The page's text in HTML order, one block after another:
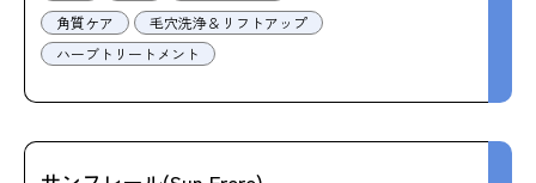
角質ケア
毛穴洗浄＆リフトアップ
ハーブトリートメント